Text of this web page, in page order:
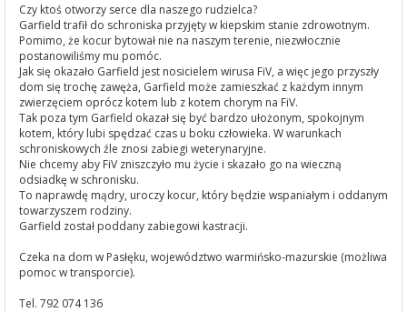
Czy ktoś otworzy serce dla naszego rudzielca?
Garfield trafił do schroniska przyjęty w kiepskim stanie zdrowotnym.
Pomimo, że kocur bytował nie na naszym terenie, niezwłocznie
postanowiliśmy mu pomóc.
Jak się okazało Garfield jest nosicielem wirusa FiV, a więc jego przyszły
dom się trochę zawęża, Garfield może zamieszkać z każdym innym
zwierzęciem oprócz kotem lub z kotem chorym na FiV.
Tak poza tym Garfield okazał się być bardzo ułożonym, spokojnym
kotem, który lubi spędzać czas u boku człowieka. W warunkach
schroniskowych źle znosi zabiegi weterynaryjne.
Nie chcemy aby FiV zniszczyło mu życie i skazało go na wieczną
odsiadkę w schronisku.
To naprawdę mądry, uroczy kocur, który będzie wspaniałym i oddanym
towarzyszem rodziny.
Garfield został poddany zabiegowi kastracji.
Czeka na dom w Pasłęku, województwo warmińsko-mazurskie (możliwa
pomoc w transporcie).
Tel. 792 074 136